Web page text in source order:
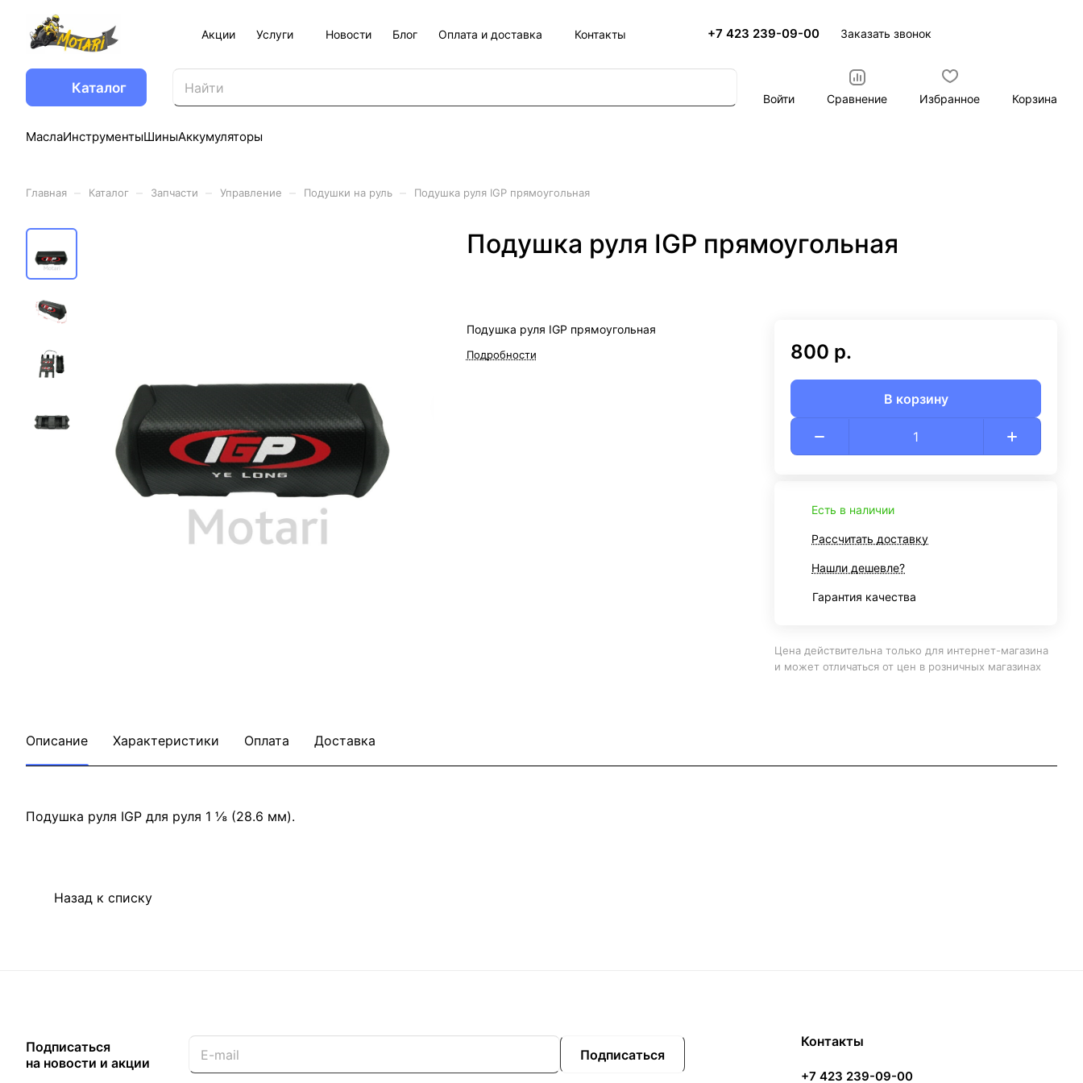
Акции Услуги Новости Блог Оплата и доставка Контакты +7 423 239-09-00 Заказать звонок
Каталог
Войти Сравнение Избранное Корзина
МаслаИнструментыШиныАккумуляторы
Главная Каталог Запчасти Управление Подушки на руль Подушка руля IGP прямоугольная
Подушка руля IGP прямоугольная
Подушка руля IGP прямоугольная
Подробности 800 р.
В корзину
Есть в наличии
Рассчитать доставку
Нашли дешевле?
Гарантия качества
Цена действительна только для интернет-магазина
и может отличаться от цен в розничных магазинах
Описание Характеристики Оплата Доставка
Подушка руля IGP для руля 1 ⅛ (28.6 мм).
Назад к списку
Подписаться
на новости и акции
Подписаться
Контакты
+7 423 239-09-00